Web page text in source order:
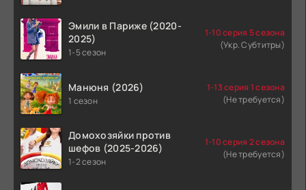
Эмили в Париже (2020-
2025)
1-5 сезон
1-10 серия 5 сезона
(Укр. Субтитры)
Манюня (2026)
1 сезон
1-13 серия 1 сезона
(Не требуется)
Домохозяйки против
шефов (2025-2026)
1-2 сезон
1-10 серия 2 сезона
(Не требуется)